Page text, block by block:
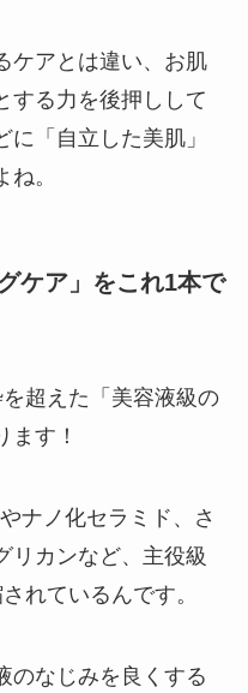
ケアとは違い、お肌
する力を後押しして
「自立した美肌」
。
ケア」をこれ1本で
超えた「美容液級の
ます！
ナノ化セラミド、さ
リカンなど、主役級
れているんです。
のなじみを良くする